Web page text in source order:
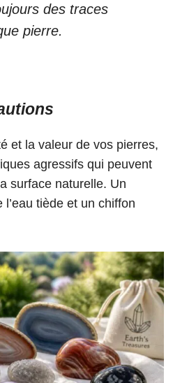
des traces
pierre.
et la valeur de vos pierres,
agressifs qui peuvent
surface naturelle. Un
tiède et un chiffon